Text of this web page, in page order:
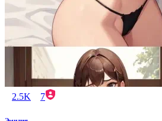
2.5K 7